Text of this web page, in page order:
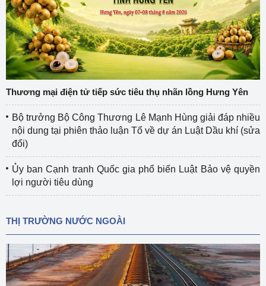
Thương mại điện tử tiếp sức tiêu thụ nhãn lồng Hưng Yên
Bộ trưởng Bộ Công Thương Lê Mạnh Hùng giải đáp nhiều
nội dung tại phiên thảo luận Tổ về dự án Luật Dầu khí (sửa
đổi)
Ủy ban Cạnh tranh Quốc gia phổ biến Luật Bảo vệ quyền
lợi người tiêu dùng
THỊ TRƯỜNG NƯỚC NGOÀI